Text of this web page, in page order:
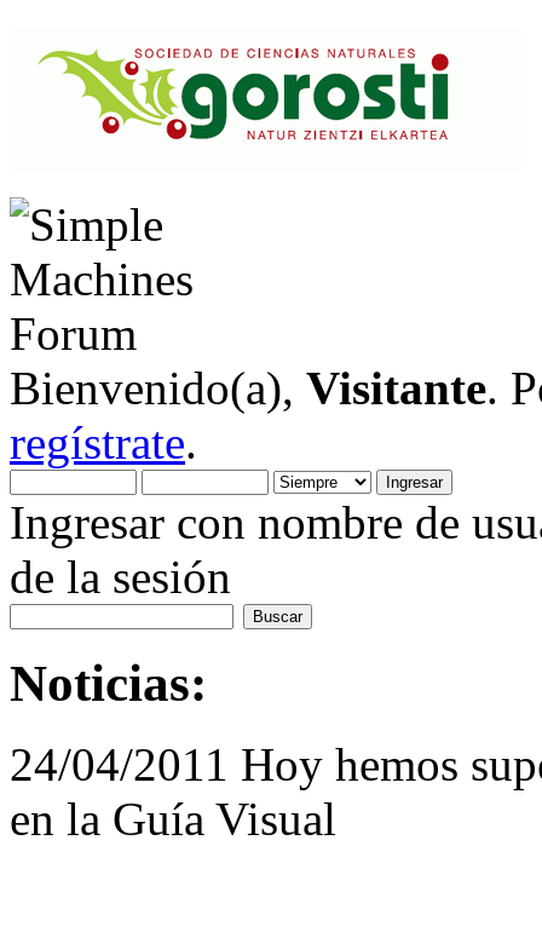
Bienvenido(a), Visitante.
regístrate.
Ingresar con nombre de
de la sesión
Noticias:
24/04/2011 Hoy hemos
en la Guía Visual